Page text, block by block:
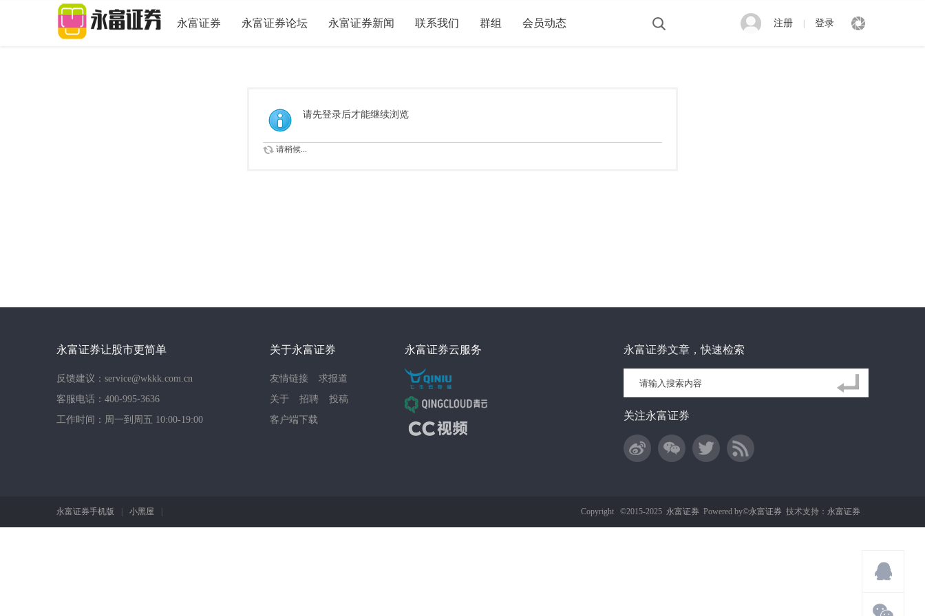
永富证券 永富证券论坛 永富证券新闻 联系我们 群组 会员动态 注册 登录
请先登录后才能继续浏览
请稍候...
永富证券让股市更简单
反馈建议：service@wkkk.com.cn
客服电话：400-995-3636
工作时间：周一到周五 10:00-19:00
关于永富证券
友情链接
求报道
关于
招聘
投稿
客户端下载
永富证券云服务 永富证券文章，快速检索
关注永富证券
永富证券手机版 小黑屋 Copyright ©2015-2025 永富证券 Powered by©永富证券 技术支持： 永富证券